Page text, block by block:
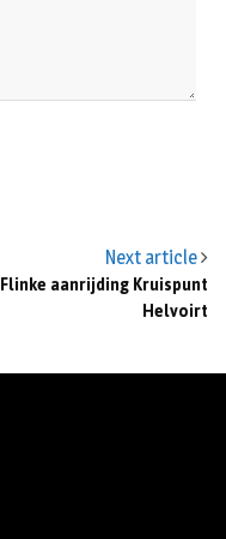
Next article
Flinke aanrijding Kruispunt
Helvoirt